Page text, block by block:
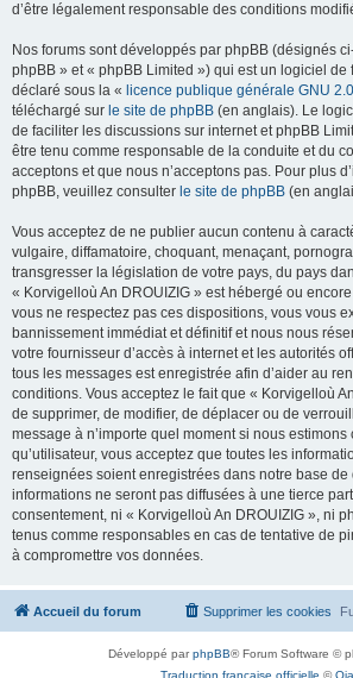
d’être légalement responsable des conditions
Nos forums sont développés par phpBB (désignés
phpBB » et « phpBB Limited ») qui est un logiciel de
déclaré sous la « licence publique générale GNU 2.0
téléchargé sur le site de phpBB (en anglais). Le
de faciliter les discussions sur internet et phpBB
être tenu comme responsable de la conduite et du
acceptons et que nous n’acceptons pas. Pour plus
phpBB, veuillez consulter le site de phpBB (en
Vous acceptez de ne publier aucun contenu à
vulgaire, diffamatoire, choquant, menaçant,
transgresser la législation de votre pays, du pays
« Korvigelloù An DROUIZIG » est hébergé ou
vous ne respectez pas ces dispositions, vous vous
bannissement immédiat et définitif et nous nous
votre fournisseur d’accès à internet et les autorités
tous les messages est enregistrée afin d’aider au
conditions. Vous acceptez le fait que « Korvigelloù
de supprimer, de modifier, de déplacer ou de
message à n’importe quel moment si nous
qu’utilisateur, vous acceptez que toutes les
renseignées soient enregistrées dans notre base
informations ne seront pas diffusées à une tierce
consentement, ni « Korvigelloù An DROUIZIG », ni
tenus comme responsables en cas de tentative de
à compromettre vos données.
Accueil du forum Supprimer les cookies
Développé parphpBB® Forum Software ©
Traduction française officielle ©